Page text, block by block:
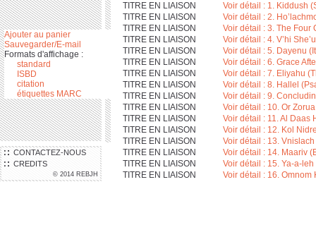
CONTACTEZ-NOUS
CREDITS
© 2014 REBJH
Ajouter au panier
Sauvegarder/E-mail
Formats d'affichage :
standard
ISBD
citation
étiquettes MARC
TITRE EN LIAISON
Voir détail : 1. Kiddush
TITRE EN LIAISON
Voir détail : 2.
TITRE EN LIAISON
Voir détail : 3. The Four
TITRE EN LIAISON
Voir détail : 4. V’hi
TITRE EN LIAISON
Voir détail : 5. Dayenu
TITRE EN LIAISON
Voir détail : 6. Grace
TITRE EN LIAISON
Voir détail : 7. Eliyahu
TITRE EN LIAISON
Voir détail : 8. Hallel
TITRE EN LIAISON
Voir détail : 9.
TITRE EN LIAISON
Voir détail : 10. Or
TITRE EN LIAISON
Voir détail : 11. Al Daas
TITRE EN LIAISON
Voir détail : 12. Kol
TITRE EN LIAISON
Voir détail : 13.
TITRE EN LIAISON
Voir détail : 14. Maariv
TITRE EN LIAISON
Voir détail : 15. Ya-a-
TITRE EN LIAISON
Voir détail : 16.